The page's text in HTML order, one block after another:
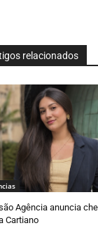
relacionados
Agência anuncia
Cartiano